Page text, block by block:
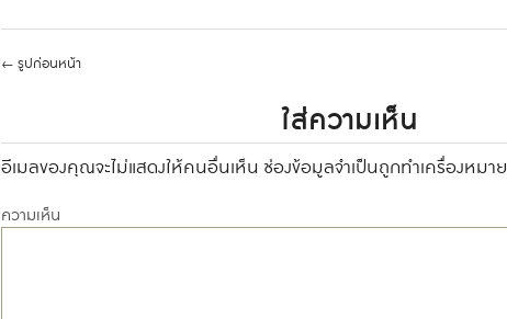
← รูปก่อนหน้า
ใส่ความเห็น
อีเมลของคุณจะไม่แสดงให้คนอื่นเห็น ช่องข้อมูลจำเป็นถูกทำเครื่องหมาย
ความเห็น